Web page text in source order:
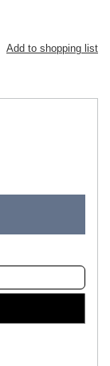
Add to shopping list